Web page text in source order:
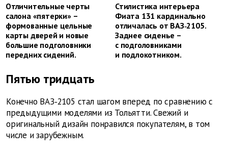
Отличительные черты
салона «пятерки» –
формованные цельные
карты дверей и новые
большие подголовники
передних сидений.
Стилистика интерьера
Фиата 131 кардинально
отличалась от ВАЗ‑2105.
Заднее сиденье –
с подголовниками
и подлокотником.
Пятью тридцать
Конечно ВАЗ‑2105 стал шагом вперед по сравнению с
предыдущими моделями из Тольятти. Свежий и
оригинальный дизайн понравился покупателям, в том
числе и зарубежным.